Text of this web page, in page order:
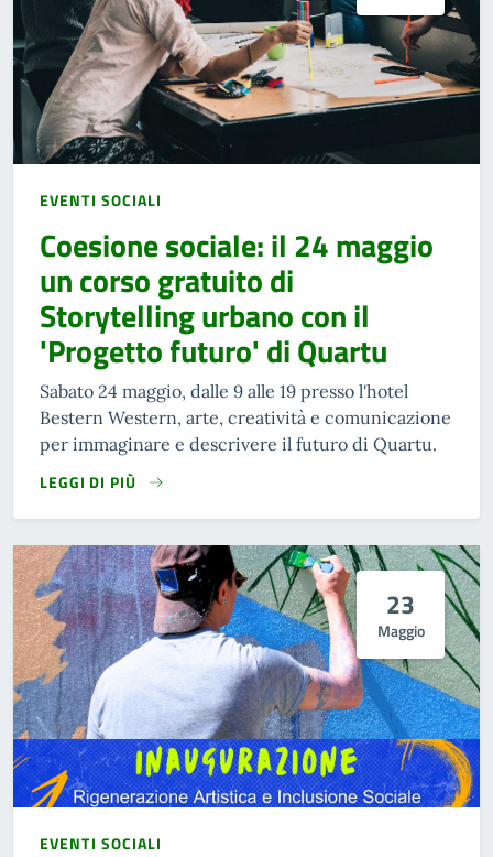
EVENTI SOCIALI
Coesione sociale: il 24 maggio
un corso gratuito di
Storytelling urbano con il
'Progetto futuro' di Quartu
Sabato 24 maggio, dalle 9 alle 19 presso l'hotel
Bestern Western, arte, creatività e comunicazione
per immaginare e descrivere il futuro di Quartu.
LEGGI DI PIÙ
23
Maggio
EVENTI SOCIALI